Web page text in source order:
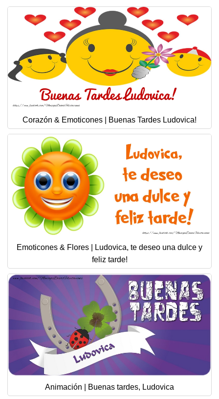
Corazón & Emoticones | Buenas Tardes Ludovica!
Emoticones & Flores | Ludovica, te deseo una dulce y
feliz tarde!
Animación | Buenas tardes, Ludovica